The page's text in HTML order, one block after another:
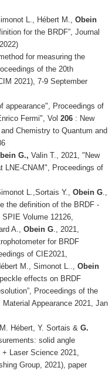
L., Hébert M., Obein
for the BRDF”, Journal
for measuring the
of the 20th
2021), 7-9 September
appearance", Proceedings of
Fermi" , Vol 206 : New
Chemistry to Quantum and
G., Valin T., 2021, "New
LNE-CNAM", Proceedings of
L.,Sortais Y., Obein G
the definition of the BRDF -
Volume 12126,
A., Obein G ., 2021,
for BRDF
of CIE2021
M., Simonot L.., Obein
effects on BRDF
Proceedings of the
Appearance 2021
, Jan
Hébert, Y. Sortais & G.
solid angle
Laser Science 2021,
Group, 2021), paper